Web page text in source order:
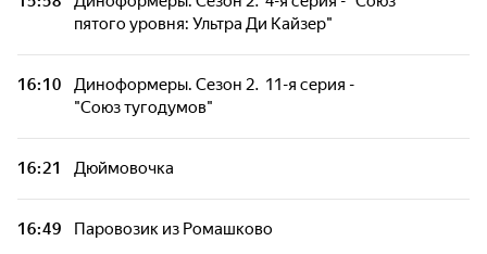
пятого уровня: Ультра Ди Кайзер"
16:10
Диноформеры. Сезон 2. 11-я серия -
"Союз тугодумов"
16:21 Дюймовочка
16:49 Паровозик из Ромашково